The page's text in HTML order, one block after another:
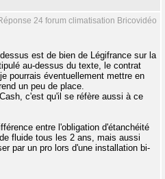
24 forum climatisation Bricovidéo
dessus est de bien de Légifrance sur la
au-dessus du texte, le contrat
pourrais éventuellement mettre en
un peu de place.
c'est qu'il se réfère aussi à ce
entre l'obligation d'étanchéité
fluide tous les 2 ans, mais aussi
par un pro lors d'une installation bi-